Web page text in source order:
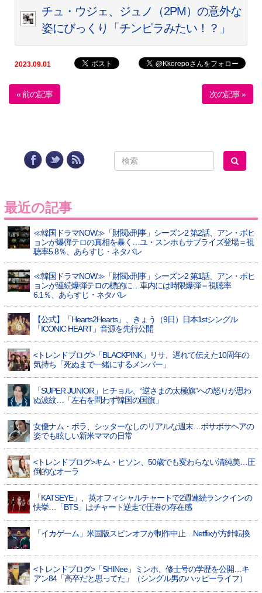
チュ・ウジェ、ジュノ（2PM）の意外な
姿にびっくり「チンピラみたい！？」
2023.09.01
« 前の記事 次の記事 »
最近の記事
≪韓国ドラマNOW≫「財閥x刑事」シーズン2 第2話、アン・ボヒ
ョンが爆弾テロの真相を暴く…ユ・スンホもサプライズ登場＝視
聴率5.8％、あらすじ・ネタバレ
≪韓国ドラマNOW≫「財閥x刑事」シーズン2 第1話、アン・ボヒ
ョンが連続爆弾テロの標的に…車内には時限爆弾＝視聴率
6.1％、あらすじ・ネタバレ
【公式】「Hearts2Hearts」、きょう（9日）日本1stシングル
「ICONIC HEART」音源を先行公開
<トレンドブログ>「BLACKPINK」リサ、遅れて伝えた10周年の
気持ち「死ぬまで一緒にするメンバー」
「SUPER JUNIOR」ヒチョル、“逆さまの太極旗”への怒りが思わ
ぬ波紋…「左右を問わず韓国の国旗」
女優ナム・ボラ、シッターなしのリアルな週末…ボサボサヘアの
姿でも眩しい新米ママの日常
<トレンドブログ>キム・ヒソン、50歳でも変わらない清純美…圧
倒的なオーラ
「KATSEYE」、英オフィシャルチャートで2週連続ランクインの
快挙…「BTS」はチャート逆走で圧巻の存在感
「イカゲーム」米国版スピンオフが制作中止…Netflixが方針転換
<トレンドブログ>「SHINee」ミンホ、修士号の学歴を公開…キ
アン84「高卒だと思ってた」（シングル男のハッピーライフ）